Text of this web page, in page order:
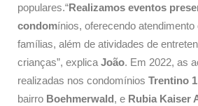
populares.“Realizamos eventos
condomínios, oferecendo
famílias, além de atividades de
crianças”, explicaJoão. Em 2022, as
realizadas nos condomínios Trentino 1
bairro Boehmerwald , e Rubia Kaiser